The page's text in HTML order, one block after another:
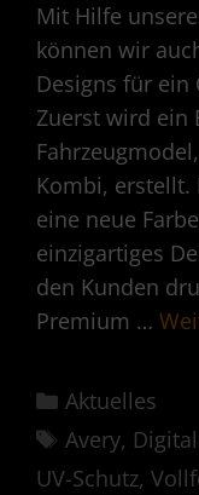
Mit Hilfe
können wir
Designs für ein
Zuerst wird ein
Kombi, erstellt.
eine neue
einzigartiges
den Kunden
Premium …
Kategorien
Aktuelles
Schlagwörter
Avery,
UV-Schutz,